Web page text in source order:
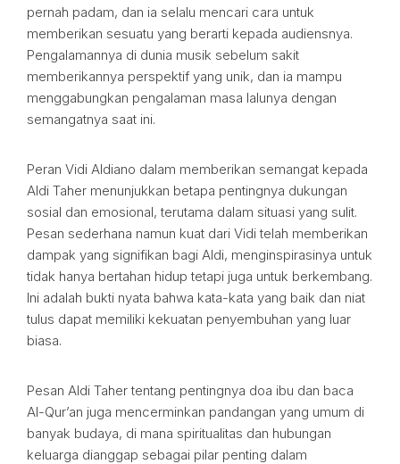
pernah padam, dan ia selalu mencari cara untuk
memberikan sesuatu yang berarti kepada audiensnya.
Pengalamannya di dunia musik sebelum sakit
memberikannya perspektif yang unik, dan ia mampu
menggabungkan pengalaman masa lalunya dengan
semangatnya saat ini.
Peran Vidi Aldiano dalam memberikan semangat kepada
Aldi Taher menunjukkan betapa pentingnya dukungan
sosial dan emosional, terutama dalam situasi yang sulit.
Pesan sederhana namun kuat dari Vidi telah memberikan
dampak yang signifikan bagi Aldi, menginspirasinya untuk
tidak hanya bertahan hidup tetapi juga untuk berkembang.
Ini adalah bukti nyata bahwa kata-kata yang baik dan niat
tulus dapat memiliki kekuatan penyembuhan yang luar
biasa.
Pesan Aldi Taher tentang pentingnya doa ibu dan baca
Al-Qur’an juga mencerminkan pandangan yang umum di
banyak budaya, di mana spiritualitas dan hubungan
keluarga dianggap sebagai pilar penting dalam